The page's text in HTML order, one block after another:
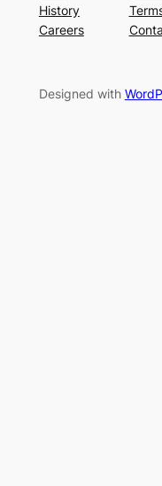
History
Careers
Designed with